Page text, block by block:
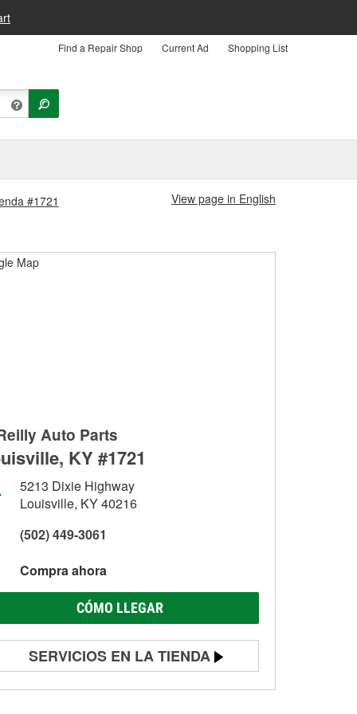
Find a Repair Shop Current Ad Shopping List
#1721
View page in English
Auto Parts
KY #1721
5213 Dixie Highway
Louisville, KY 40216
(502) 449-3061
Compra ahora
CÓMO LLEGAR
SERVICIOS EN LA TIENDA
Prueba de batería